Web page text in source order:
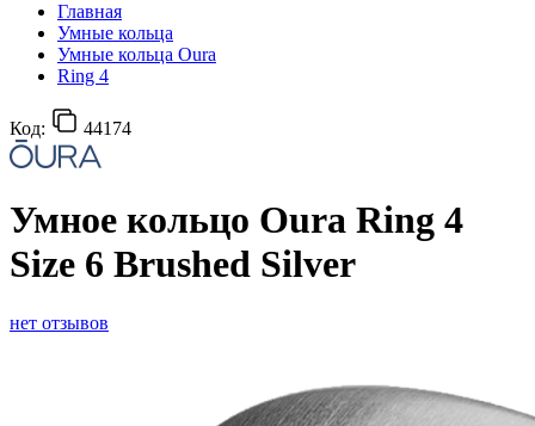
Главная
Умные кольца
Умные кольца Oura
Ring 4
Код: 44174
Умное кольцо Oura Ring 4
Size 6 Brushed Silver
нет отзывов